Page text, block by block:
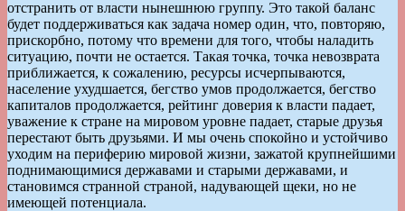
отстранить от власти нынешнюю группу. Это такой баланс
будет поддерживаться как задача номер один, что, повторяю,
прискорбно, потому что времени для того, чтобы наладить
ситуацию, почти не остается. Такая точка, точка невозврата
приближается, к сожалению, ресурсы исчерпываются,
население ухудшается, бегство умов продолжается, бегство
капиталов продолжается, рейтинг доверия к власти падает,
уважение к стране на мировом уровне падает, старые друзья
перестают быть друзьями. И мы очень спокойно и устойчиво
уходим на периферию мировой жизни, зажатой крупнейшими
поднимающимися державами и старыми державами, и
становимся странной страной, надувающей щеки, но не
имеющей потенциала.